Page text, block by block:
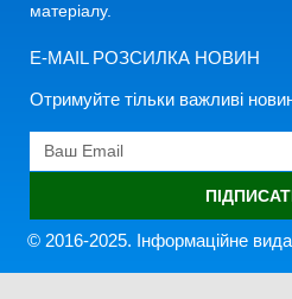
матеріалу.
E-MAIL РОЗСИЛКА НОВИН
Отримуйте тільки важливі
© 2016-2025. Інформаційне